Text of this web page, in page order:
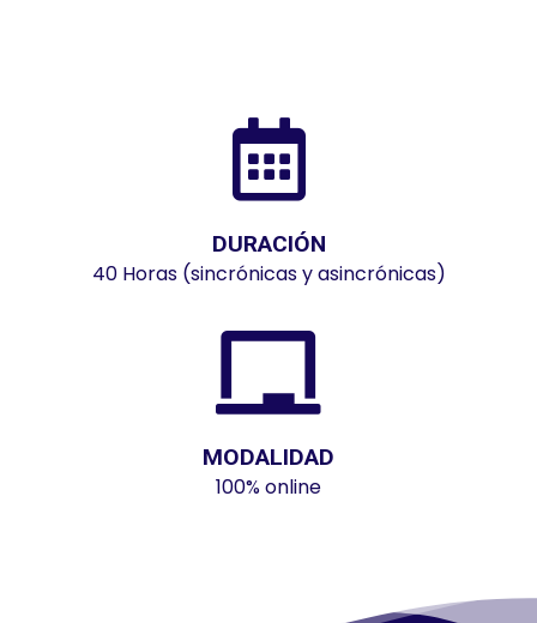
DURACIÓN
40 Horas (sincrónicas y asincrónicas)
MODALIDAD
100% online